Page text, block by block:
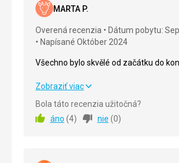
MARTA P.
Overená recenzia
Dátum pobytu:
Napísané Október 2024
Všechno bylo skvělé od začátku do
Všechno bylo skvělé od začátku do
Strava
Zobraziť viac
Bola táto recenzia užitočná?
áno (4) nie (0)